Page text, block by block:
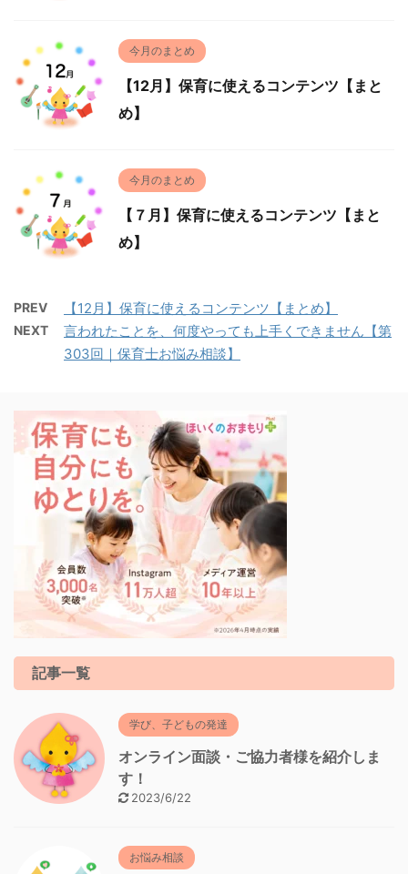
今月のまとめ
【12月】保育に使えるコンテンツ【まと
め】
今月のまとめ
【７月】保育に使えるコンテンツ【まと
め】
PREV 【12月】保育に使えるコンテンツ【まとめ】
NEXT
言われたことを、何度やっても上手くできません【第
303回｜保育士お悩み相談】
記事一覧
学び、子どもの発達
オンライン面談・ご協力者様を紹介しま
す！
2023/6/22
お悩み相談